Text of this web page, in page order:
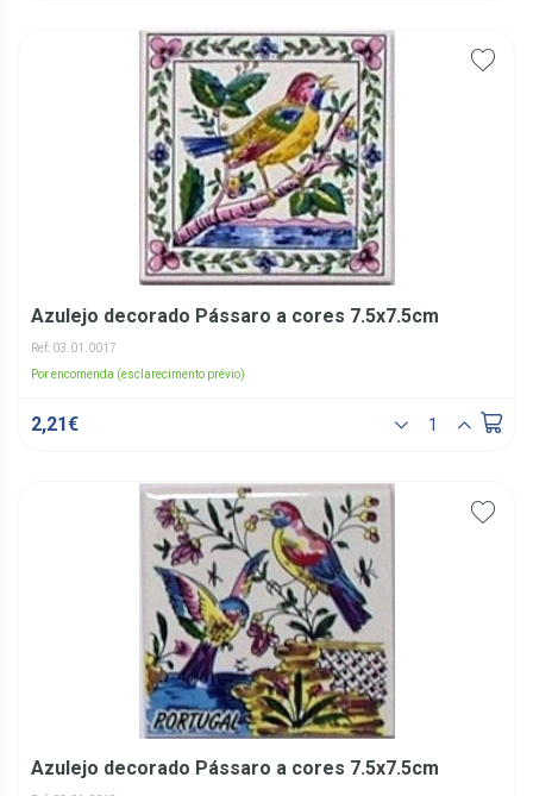
Azulejo decorado Pássaro a cores 7.5x7.5cm
Ref: 03.01.0017
Por encomenda (esclarecimento prévio)
2,21€
Azulejo decorado Pássaro a cores 7.5x7.5cm